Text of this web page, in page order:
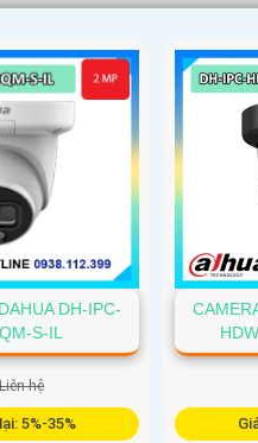
DH-IPC-
S-IL
hệ
5%-35%